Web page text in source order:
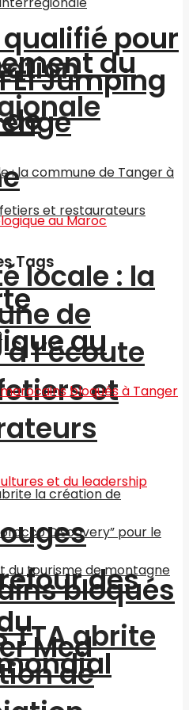
locale : la
de
l’écoute
et
TTA abrite
de
du
Tags
bloqués
Med
pour
Jumping
au
des